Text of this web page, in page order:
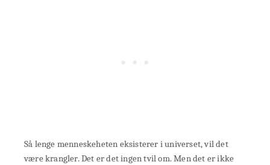
Så lenge menneskeheten eksisterer i universet, vil det
være krangler. Det er det ingen tvil om. Men det er ikke